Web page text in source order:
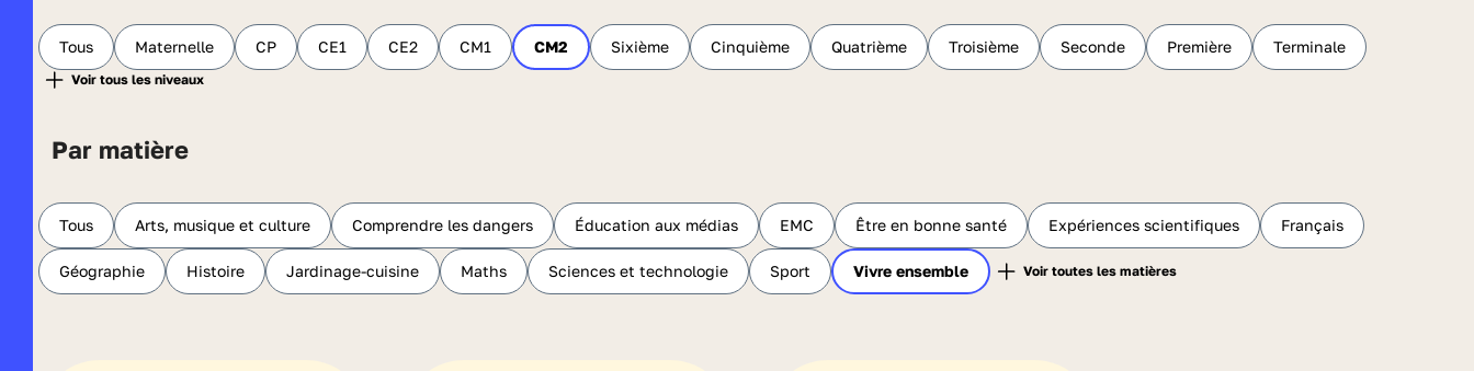
Tous Maternelle CP CE1 CE2 CM1 CM2 Sixième Cinquième Quatrième Troisième Seconde Première Terminale
Par matière
Tous Arts, musique et culture Comprendre les dangers Éducation aux médias EMC Être en bonne santé Expériences scientifiques Français
Géographie Histoire Jardinage-cuisine Maths Sciences et technologie Sport Vivre ensemble